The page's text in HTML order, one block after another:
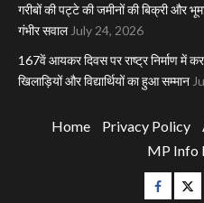
गरीबों की पट्टे की जमीनों की बिक्री और
गंभीर सवाल July 24, 2026
167वें आयकर दिवस पर राष्ट्र निर्माण में
खिलाड़ियों और विद्यार्थियों का हुआ सम्मान
Home Privacy Policy
MP Info